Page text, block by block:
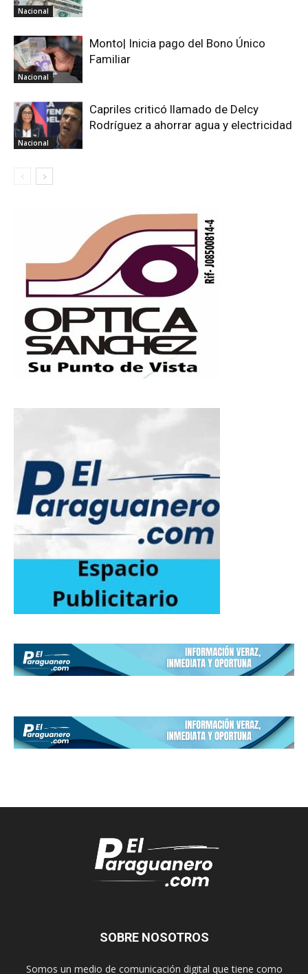
Nacional
Nacional
Monto| Inicia pago del Bono Único
Familiar
Nacional
Capriles criticó llamado de Delcy
Rodríguez a ahorrar agua y electricidad
SOBRE NOSOTROS
Somos un medio de comunicación digital que tiene como